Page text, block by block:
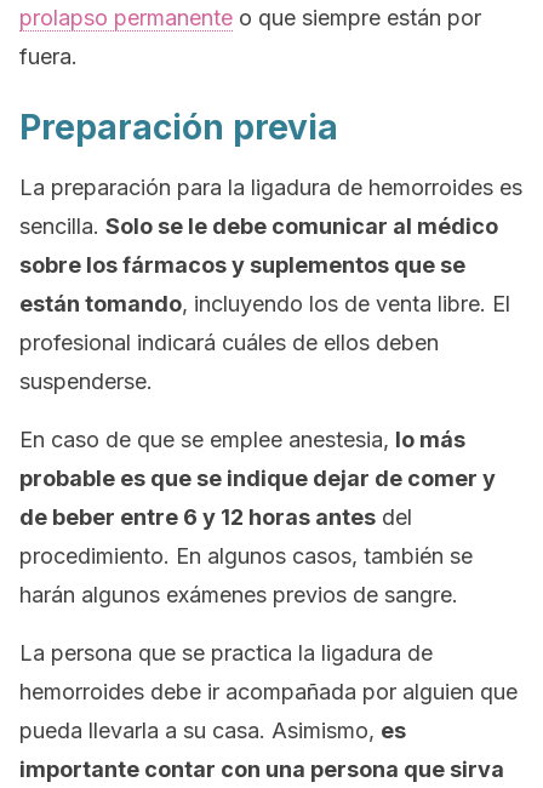
prolapso permanente o que siempre están por
fuera.
Preparación previa
La preparación para la ligadura de hemorroides es
sencilla. Solo se le debe comunicar al médico
sobre los fármacos y suplementos que se
están tomando, incluyendo los de venta libre. El
profesional indicará cuáles de ellos deben
suspenderse.
En caso de que se emplee anestesia, lo más
probable es que se indique dejar de comer y
de beber entre 6 y 12 horas antes del
procedimiento. En algunos casos, también se
harán algunos exámenes previos de sangre.
La persona que se practica la ligadura de
hemorroides debe ir acompañada por alguien que
pueda llevarla a su casa. Asimismo, es
importante contar con una persona que sirva